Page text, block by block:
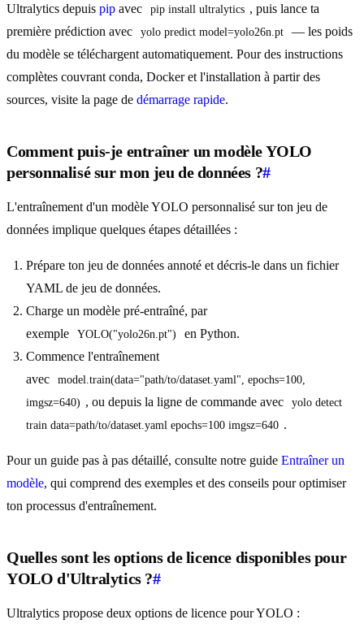
Ultralytics depuis pip avec pip install ultralytics , puis lance ta
première prédiction avec
yolo predict model=yolo26n.pt
— les poids
du modèle se téléchargent automatiquement. Pour des instructions
complètes couvrant conda, Docker et l'installation à partir des
sources, visite la page de démarrage rapide.
Comment puis-je entraîner un modèle YOLO
personnalisé sur mon jeu de données ?#
L'entraînement d'un modèle YOLO personnalisé sur ton jeu de
données implique quelques étapes détaillées :
Prépare ton jeu de données annoté et décris-le dans un fichier
YAML de jeu de données.
Charge un modèle pré-entraîné, par
exemple
YOLO("yolo26n.pt")
en Python.
Commence l'entraînement
avec
model.train(data="path/to/dataset.yaml", epochs=100,
imgsz=640) , ou depuis la ligne de commande avec
yolo detect
train data=path/to/dataset.yaml epochs=100 imgsz=640 .
Pour un guide pas à pas détaillé, consulte notre guide Entraîner un
modèle, qui comprend des exemples et des conseils pour optimiser
ton processus d'entraînement.
Quelles sont les options de licence disponibles pour
YOLO d'Ultralytics ?#
Ultralytics propose deux options de licence pour YOLO :